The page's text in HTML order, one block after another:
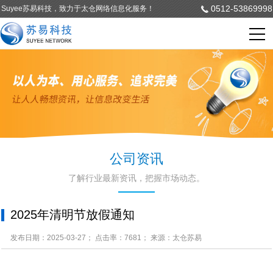
Suyee苏易科技，致力于太仓网络信息化服务！ 0512-53869998
公司资讯
了解行业最新资讯，把握市场动态。
2025年清明节放假通知
发布日期：2025-03-27； 点击率：7681； 来源：太仓苏易